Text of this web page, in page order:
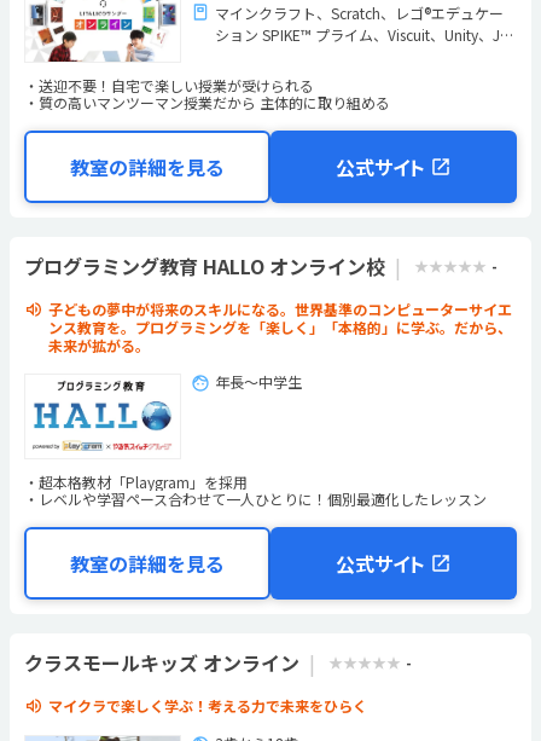
マインクラフト
Scratch
レゴ®エデュケー
ション SPIKE™ プライム
Viscuit Unity
Jav
送迎不要！自宅で楽しい授業が受けられる
質の高いマンツーマン授業だから 主体的に取り組める
教室の詳細を見る 公式サイト
プログラミング教育 HALLO オンライン校 ★★★★★ -
子どもの夢中が将来のスキルになる。世界基準のコンピューターサイエ
ンス教育を。プログラミングを「楽しく」「本格的」に学ぶ。だから、
未来が拡がる。
年長～中学生
超本格教材「Playgram」を採用
レベルや学習ペース合わせて一人ひとりに！個別最適化したレッスン
教室の詳細を見る 公式サイト
クラスモールキッズ オンライン ★★★★★ -
マイクラで楽しく学ぶ！考える力で未来をひらく